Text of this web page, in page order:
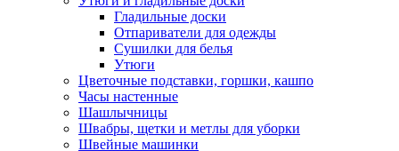
Гладильные доски
Отпариватели для одежды
Сушилки для белья
Утюги
Цветочные подставки, горшки, кашпо
Часы настенные
Шашлычницы
Швабры, щетки и метлы для уборки
Швейные машинки